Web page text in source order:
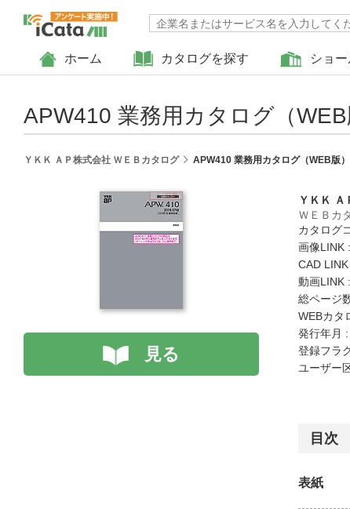
ホーム カタログを探す ショ
APW410 業務用カタログ（WEB
ＹＫＫ ＡＰ株式会社 ＷＥＢカタログ APW410 業務用カタログ（WEB版）
見る
ＹＫＫ Ａ
ＷＥＢカ
カタログ
画像LINK
CAD
動画LINK
総ページ
WEBカタ
発行年月
登録フラ
ユーザー
目次
表紙